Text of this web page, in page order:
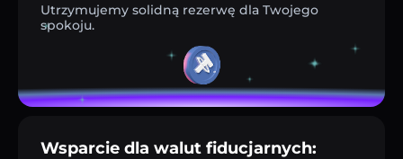
Utrzymujemy solidną rezerwę dla Twojego
spokoju.
Wsparcie dla walut fiducjarnych: